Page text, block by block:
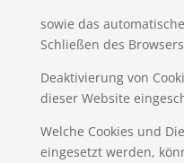
sowie das
Schließen des
Deaktivierung von
dieser Website
Welche Cookies und
eingesetzt werden,